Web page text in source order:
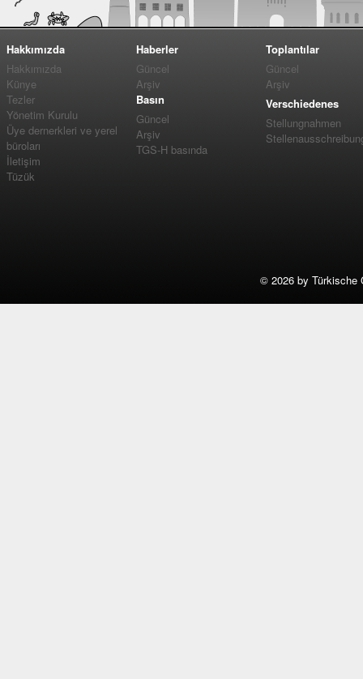
Hakkımızda
Hakkımızda
Künye
Tezler
Yönetim Kurulu
Üye dernerkleri ve yerel
büroları
İletişim
Tüzük
Haberler
Güncel
Arşiv
Basın
Güncel
Arşiv
TGS-H basında
Toplantılar
Güncel
Arşiv
Verschiedenes
Stellungnahmen
© 2026 by Türkische